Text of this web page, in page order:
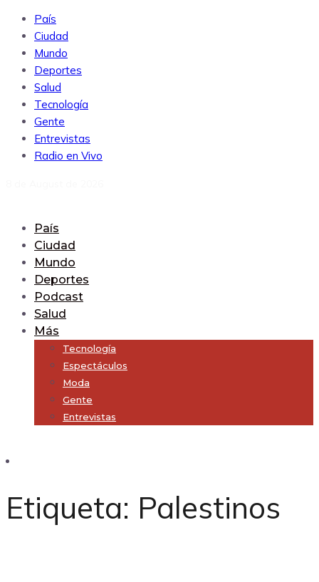
País
Ciudad
Mundo
Deportes
Salud
Tecnología
Gente
Entrevistas
Radio en Vivo
País
Ciudad
Mundo
Deportes
Podcast
Salud
Más
Tecnología
Espectáculos
Moda
Gente
Entrevistas
Etiqueta: Palestinos